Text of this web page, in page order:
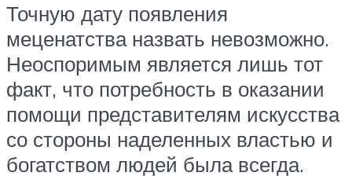
Точную дату появления
меценатства назвать невозможно.
Неоспоримым является лишь тот
факт, что потребность в оказании
помощи представителям искусства
со стороны наделенных властью и
богатством людей была всегда.